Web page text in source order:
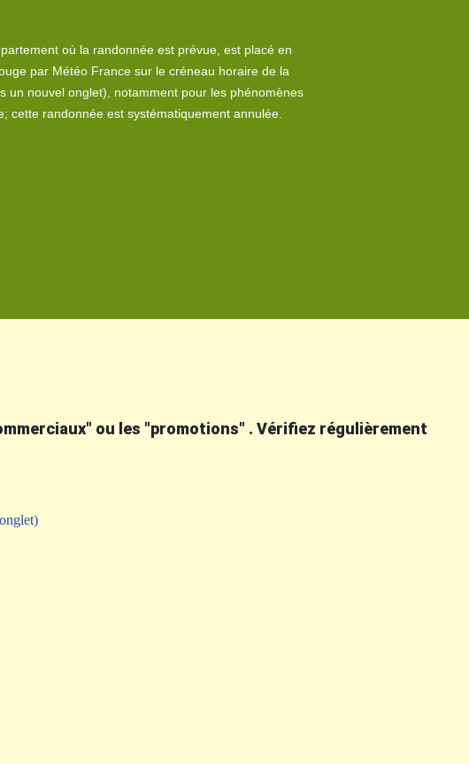
où la randonnée est prévue, est placé en
par Météo France sur le créneau horaire de la
un nouvel onglet), notamment pour les phénomènes
cette randonnée est systématiquement annulée.
ou les "promotions" . Vérifiez régulièrement